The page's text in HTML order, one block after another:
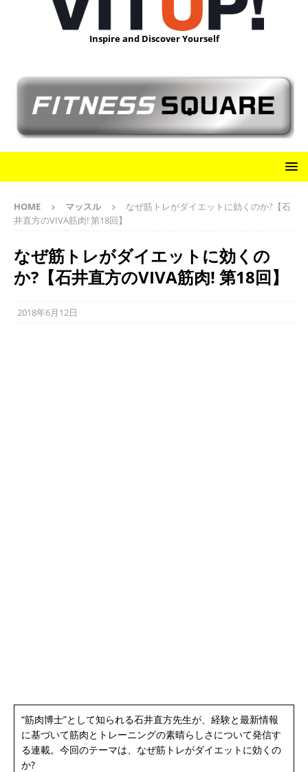
Inspire and Discover Yourself
HOME マッスル
なぜ筋トレがダイエットに効くのか?【石
井直方のVIVA筋肉! 第18回】
なぜ筋トレがダイエットに効くの
か?【石井直方のVIVA筋肉! 第18回】
2018年6月12日
“筋肉博士”として知られる石井直方先生が、経験と最新情報
に基づいて筋肉とトレーニングの素晴らしさについて発信す
る連載。今回のテーマは、なぜ筋トレがダイエットに効くの
か?